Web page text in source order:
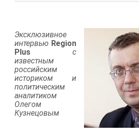
Эксклюзивное
интервью Region
Plus
с
известным
российским
историком и
политическим
аналитиком
Олегом
Кузнецовым